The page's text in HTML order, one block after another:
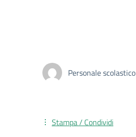
Personale scolastico
Stampa / Condividi